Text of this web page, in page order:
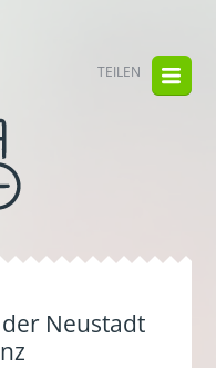
TEILEN
Neustadt